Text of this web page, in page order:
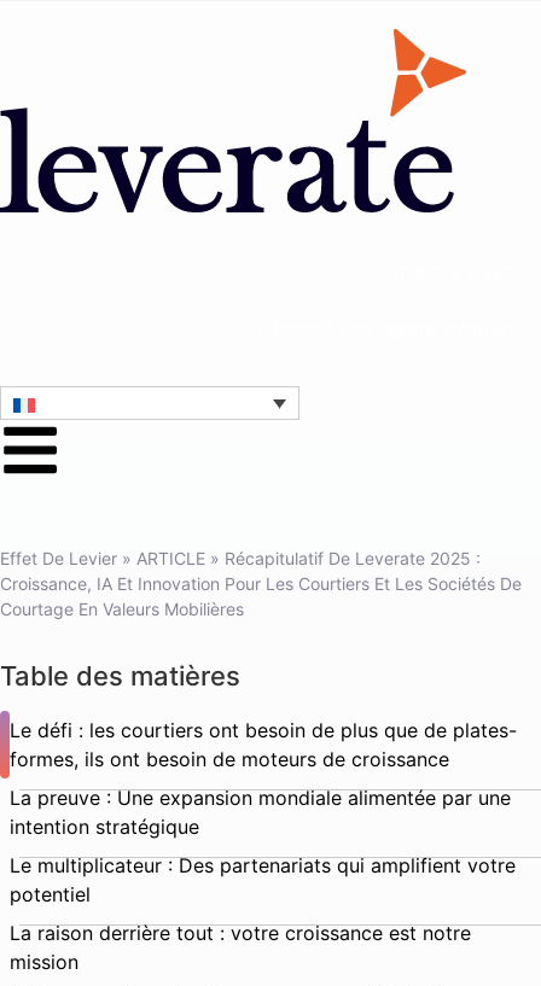
Effet De Levier » ARTICLE » Récapitulatif De Leverate 2025 :
Croissance, IA Et Innovation Pour Les Courtiers Et Les Sociétés De
Courtage En Valeurs Mobilières
Table des matières
Le défi : les courtiers ont besoin de plus que de plates-
formes, ils ont besoin de moteurs de croissance
La preuve : Une expansion mondiale alimentée par une
intention stratégique
Le multiplicateur : Des partenariats qui amplifient votre
potentiel
La raison derrière tout : votre croissance est notre
mission